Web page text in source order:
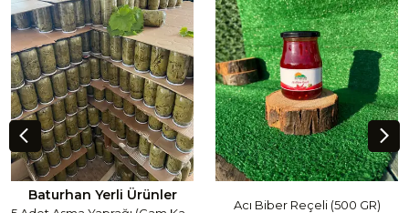
Baturhan Yerli Ürünler
Acı Biber Reçeli (500 GR)